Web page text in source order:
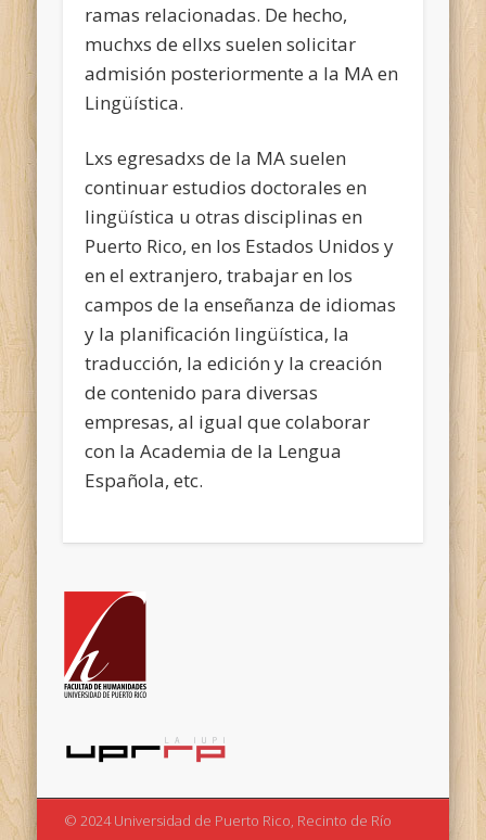
ramas relacionadas. De hecho,
muchxs de ellxs suelen solicitar
admisión posteriormente a la MA en
Lingüística.
Lxs egresadxs de la MA suelen
continuar estudios doctorales en
lingüística u otras disciplinas en
Puerto Rico, en los Estados Unidos y
en el extranjero, trabajar en los
campos de la enseñanza de idiomas
y la planificación lingüística, la
traducción, la edición y la creación
de contenido para diversas
empresas, al igual que colaborar
con la Academia de la Lengua
Española, etc.
© 2024 Universidad de Puerto Rico, Recinto de Río